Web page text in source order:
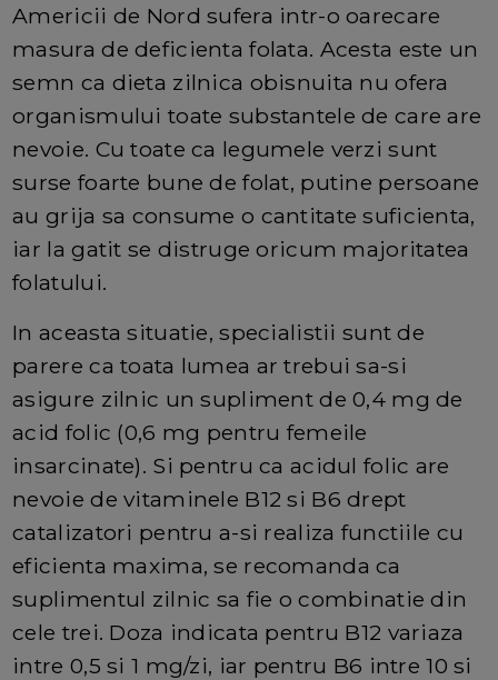
Americii de Nord sufera intr-o oarecare
masura de deficienta folata. Acesta este un
semn ca dieta zilnica obisnuita nu ofera
organismului toate substantele de care are
nevoie. Cu toate ca legumele verzi sunt
surse foarte bune de folat, putine persoane
au grija sa consume o cantitate suficienta,
iar la gatit se distruge oricum majoritatea
folatului.
In aceasta situatie, specialistii sunt de
parere ca toata lumea ar trebui sa-si
asigure zilnic un supliment de 0,4 mg de
acid folic (0,6 mg pentru femeile
insarcinate). Si pentru ca acidul folic are
nevoie de vitaminele B12 si B6 drept
catalizatori pentru a-si realiza functiile cu
eficienta maxima, se recomanda ca
suplimentul zilnic sa fie o combinatie din
cele trei. Doza indicata pentru B12 variaza
intre 0,5 si 1 mg/zi, iar pentru B6 intre 10 si